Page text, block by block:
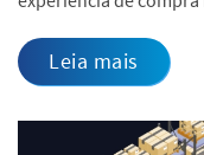
Leia mais